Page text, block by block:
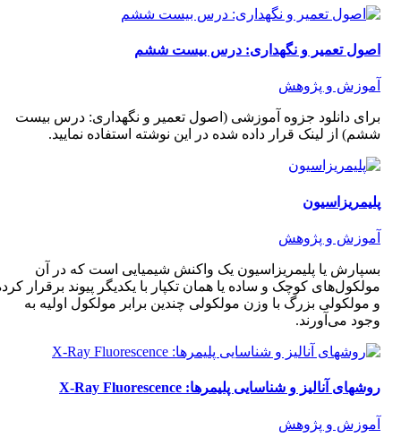
اصول تعمیر و نگهداری: درس بیست ششم
آموزش و پژوهش
برای دانلود جزوه آموزشی (اصول تعمیر و نگهداری: درس بیست
ششم) از لینک قرار داده شده در این نوشته استفاده نمایید.
پلیمریزاسیون
آموزش و پژوهش
بسپارش یا پلیمریزاسیون یک واکنش شیمیایی است که در آن
مولکول‌های کوچک و ساده یا همان تکپار با یکدیگر پیوند برقرار
و مولکولی بزرگ با وزن مولکولی چندین برابر مولکول اولیه به
وجود می‌آورند.
روشهای آنالیز و شناسایی پلیمرها: X-Ray Fluorescence
آموزش و پژوهش